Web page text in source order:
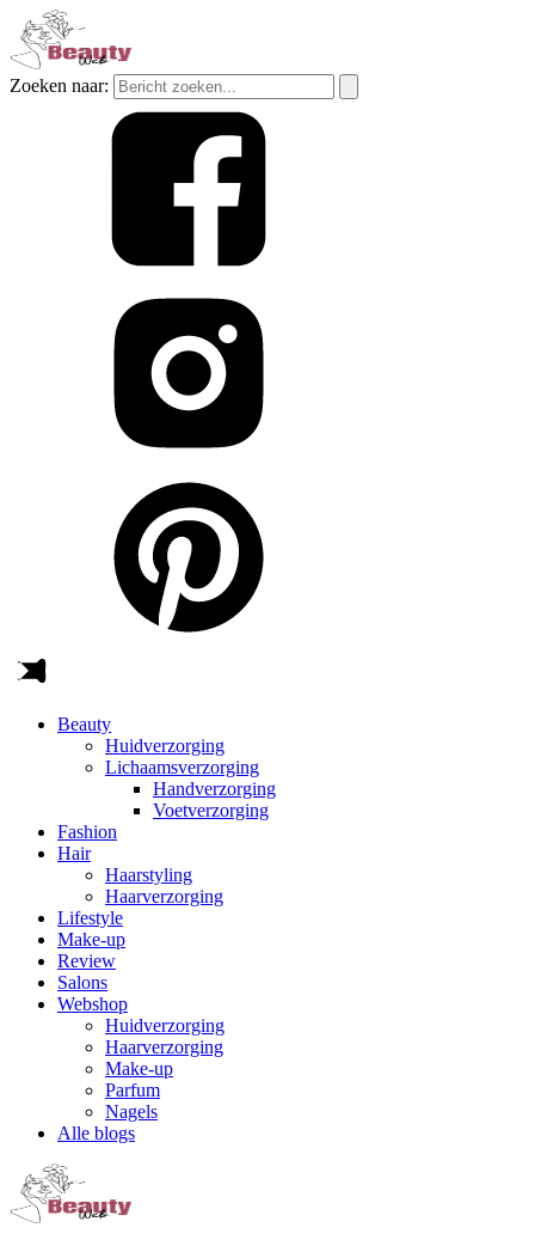
Zoeken naar:
Beauty
Huidverzorging
Lichaamsverzorging
Handverzorging
Voetverzorging
Fashion
Hair
Haarstyling
Haarverzorging
Lifestyle
Make-up
Review
Salons
Webshop
Huidverzorging
Haarverzorging
Make-up
Parfum
Nagels
Alle blogs